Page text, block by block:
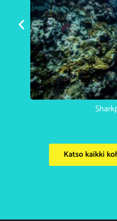
Katso kaikki